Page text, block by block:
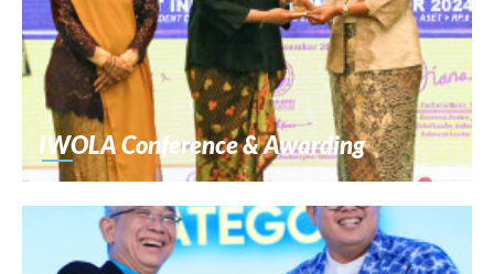
IWOLA Conference & Awarding